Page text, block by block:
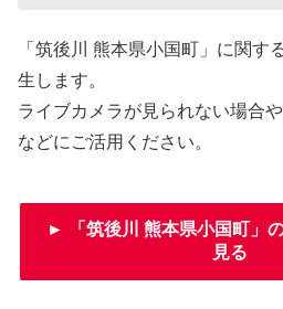
「筑後川 熊本県小国町」に関す
生します。
ライブカメラが見られない場合
などにご活用ください。
► 「筑後川 熊本県小国町」
見る